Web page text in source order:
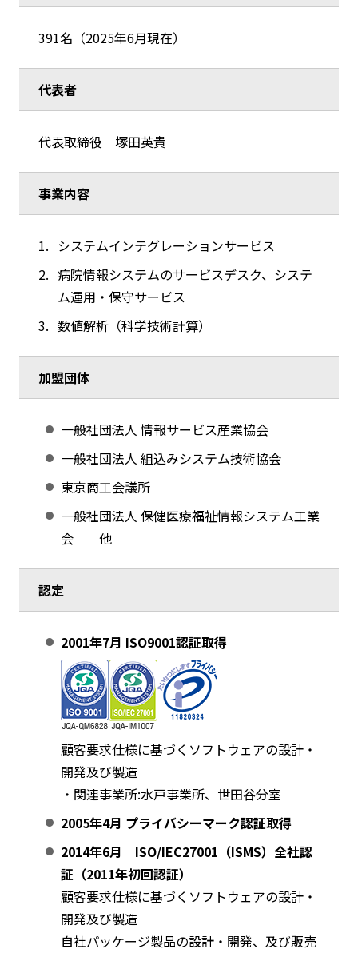
391名（2025年6月現在）
代表者
代表取締役 塚田英貴
事業内容
システムインテグレーションサービス
病院情報システムのサービスデスク、システ
ム運用・保守サービス
数値解析（科学技術計算）
加盟団体
一般社団法人 情報サービス産業協会
一般社団法人 組込みシステム技術協会
東京商工会議所
一般社団法人 保健医療福祉情報システム工業
会 他
認定
2001年7月 ISO9001認証取得
顧客要求仕様に基づくソフトウェアの設計・
開発及び製造
・関連事業所:水戸事業所、世田谷分室
2005年4月 プライバシーマーク認証取得
2014年6月 ISO/IEC27001（ISMS）全社認
証（2011年初回認証）
顧客要求仕様に基づくソフトウェアの設計・
開発及び製造
自社パッケージ製品の設計・開発、及び販売